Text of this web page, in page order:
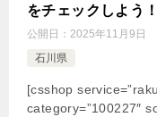
をチェックしよう！
公開日： 2025年11月9日
石川県
[csshop
category=”100227″